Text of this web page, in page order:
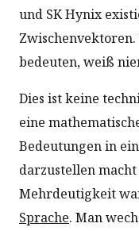
und SK Hynix
bedeuten, weiß
Dies ist keine
eine
Bedeutungen in
darzustellen
Mehrdeutigkeit
Sprache. Man